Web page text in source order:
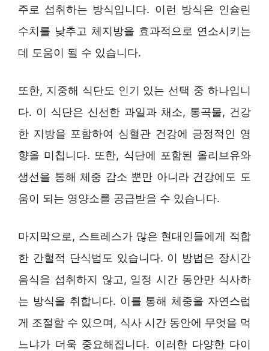
주로 섭취하는 방식입니다. 이런 방식은 인슐린
수치를 낮추고 체지방을 효과적으로 연소시키는
데 도움이 될 수 있습니다.
또한, 지중해 식단도 인기 있는 선택 중 하나입니
다. 이 식단은 신선한 과일과 채소, 통곡물, 건강
한 지방을 포함하여 심혈관 건강에 긍정적인 영
향을 미칩니다. 또한, 식단에 포함된 올리브유와
생선을 통해 체중 감소 뿐만 아니라 건강에도 도
움이 되는 영양소를 공급받을 수 있습니다.
마지막으로, 스트레스가 많은 현대인들에게 적합
한 간헐적 단식법도 있습니다. 이 방법은 장시간
음식을 섭취하지 않고, 일정 시간 동안만 식사하
는 방식을 취합니다. 이를 통해 체중을 자연스럽
게 조절할 수 있으며, 식사 시간 동안에 무엇을 먹
느냐가 더욱 중요해집니다. 이러한 다양한 다이